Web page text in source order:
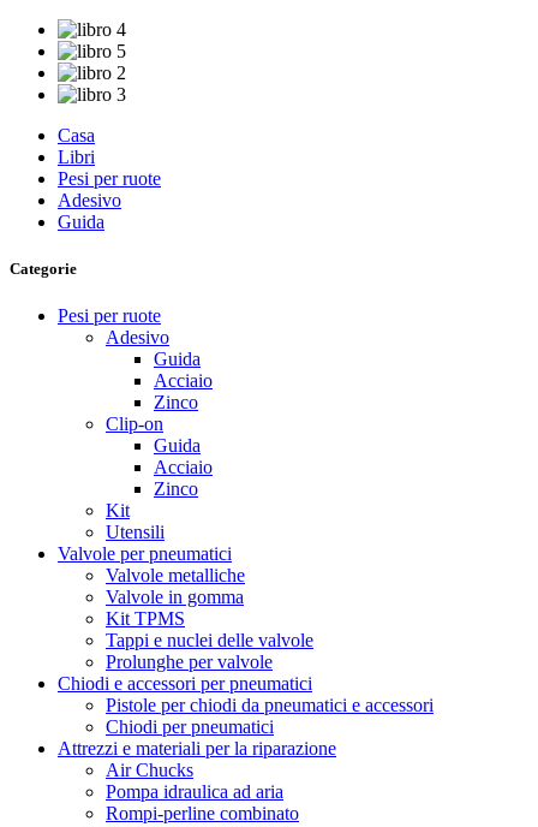
Casa
Libri
Pesi per ruote
Adesivo
Guida
Categorie
Pesi per ruote
Adesivo
Guida
Acciaio
Zinco
Clip-on
Guida
Acciaio
Zinco
Kit
Utensili
Valvole per pneumatici
Valvole metalliche
Valvole in gomma
Kit TPMS
Tappi e nuclei delle valvole
Prolunghe per valvole
Chiodi e accessori per pneumatici
Pistole per chiodi da pneumatici e accessori
Chiodi per pneumatici
Attrezzi e materiali per la riparazione
Air Chucks
Pompa idraulica ad aria
Rompi-perline combinato